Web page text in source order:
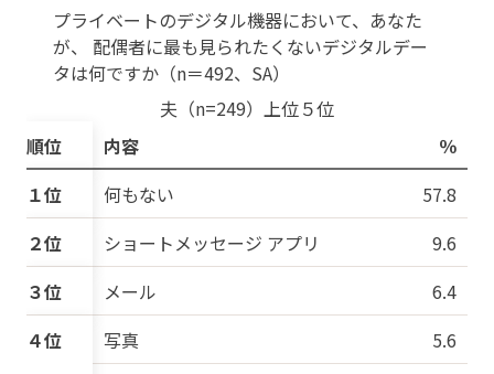
プライベートのデジタル機器において、あなた
が、
配偶者に最も見られたくないデジタルデー
タは何ですか（n＝492、SA）
夫（n=249）上位５位
順位
内容
％
１位
何もない
57.8
２位
ショートメッセージ アプリ
9.6
３位
メール
6.4
４位
写真
5.6